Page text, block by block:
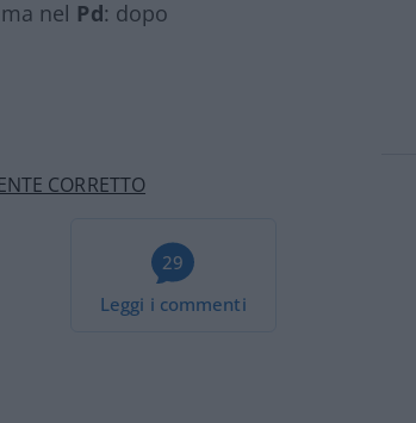
nel Pd: dopo
CORRETTO
29
Leggi i commenti